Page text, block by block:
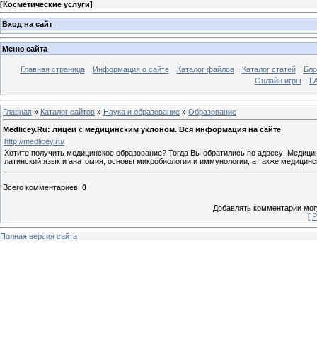
[Косметические услуги]
Вход на сайт
Меню сайта
Главная страница Информация о сайте Каталог файлов Каталог статей
Онлайн игры
Главная » Каталог сайтов » Наука и образование » Образование
Medlicey.Ru: лицеи с медицинским уклоном. Вся информация на сайте
http://medlicey.ru/
Хотите получить медицинское образование? Тогда Вы обратились по адресу!
латинский язык и анатомия, основы микробиологии и иммунологии, а также
Всего комментариев: 0
Добавлять комментарии
[
Полная версия сайта